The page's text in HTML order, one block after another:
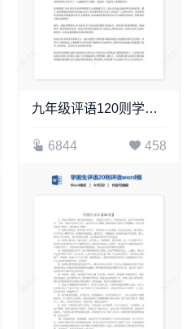
九年级评语120则学生评语word模板
6844 458